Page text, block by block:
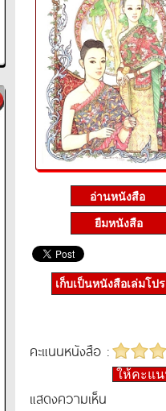
ยืมหนังสือ
เก็บเป็นหนังสือเล่มโป
คะแนนหนังสือ :
ให้คะแ
แสดงความเห็น